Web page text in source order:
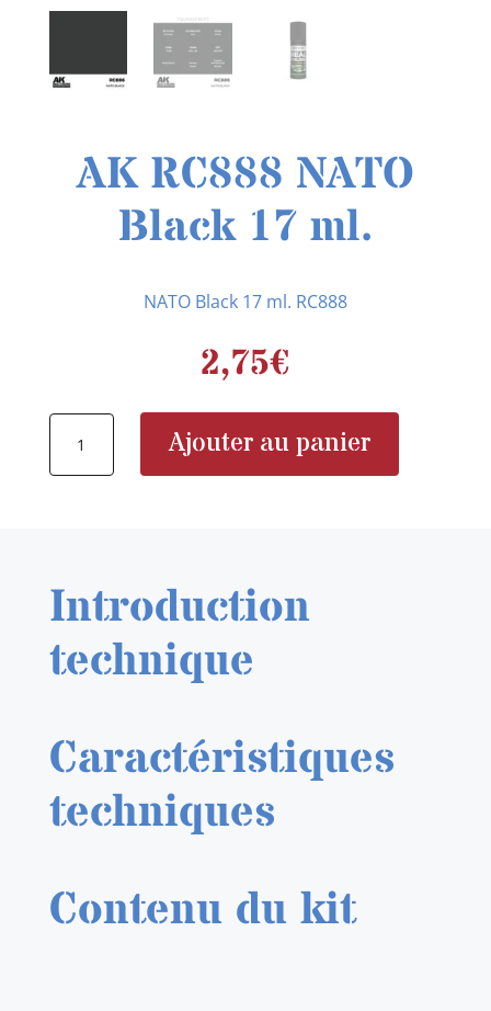
AK RC888 NATO
Black 17 ml.
NATO Black 17 ml. RC888
2,75€
quantité
17
Ajouter au panier
Introduction
technique
Caractéristiques
techniques
Contenu du kit